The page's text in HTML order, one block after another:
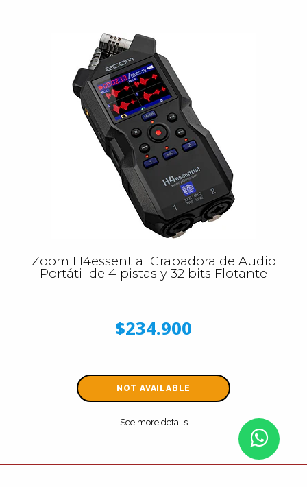
Zoom H4essential Grabadora de Audio
Portátil de 4 pistas y 32 bits Flotante
$234.900
NOT AVAILABLE
See more details